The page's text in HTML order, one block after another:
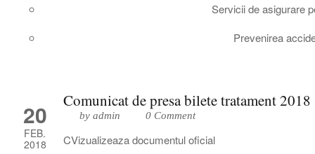
Servicii de asigurare
Prevenirea
20
FEB.
2018
Comunicat de presa bilete tratament 2018
by admin 0 Comment
CVizualizeaza documentul oficial